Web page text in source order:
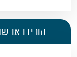
הורידו או